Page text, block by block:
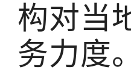
构对当
务力度。